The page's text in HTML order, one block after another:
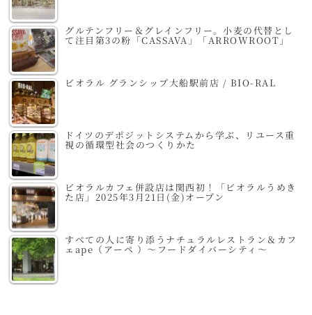
グルテンフリー＆グレインフリー。小麦の代替とし
て注目第3の粉「CASSAVA」「ARROWROOT」
ビオラル グランシップ大船駅前店 / BIO-RAL
ドイツのデポジットシステムから学ぶ、リユース重
視の循環型社会のつくりかた
ビオラルカフェ併設店は関西初！「ビオラルうめき
た店」2025年3月21日(金)オープン
すべての人に寄り添うナチュラルレストラン＆カフ
ェape（アーペ ）～フードダイバーシティ～